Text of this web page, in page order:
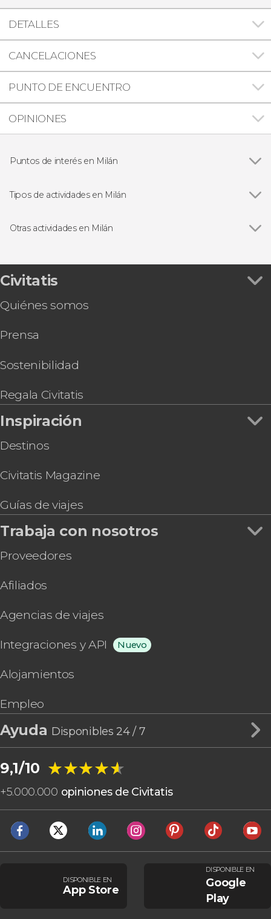
DETALLES
CANCELACIONES
PUNTO DE ENCUENTRO
OPINIONES
Puntos de interés en Milán
Galería Vittorio Emanuele II
La Última Cena
Tipos de actividades en Milán
Free tours en Milán
Otras actividades en Milán
Tour por el estadio de San Siro
Paseo en barco por los canales de Navigli
Taller de cocina italiana
Sesión privada de fotos en Milán
Entrada al Museum of Senses Milano
Civitatis
Quiénes somos
Prensa
Sostenibilidad
Regala Civitatis
Inspiración
Destinos
Civitatis Magazine
Guías de viajes
Trabaja con nosotros
Proveedores
Afiliados
Agencias de viajes
Integraciones y API Nuevo
Alojamientos
Empleo
Ayuda Disponibles 24 / 7
9,1/10 ★★★★★
★★★★★
+5.000.000 opiniones de Civitatis
DISPONIBLE EN
App Store
DISPONIBLE EN
Google
Play